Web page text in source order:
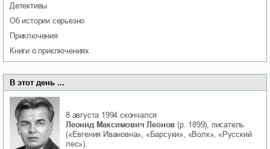
детективы
об истории серьезно
приключения
книги о приключениях
В этот день ...
8 августа 1994 скончался
Леонид Максимович Леонов (р. 1899), писатель
(«Евгения Ивановна», «Барсуки», «Волк», «Русский
лес»).